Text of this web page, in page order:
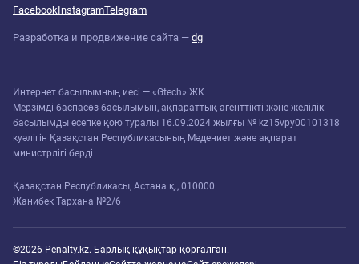
FacebookInstagramTelegram
Разработка и продвижение сайта — dg
Интернет басылымның иесі — «Gtech» ЖК
Мерзімді баспасөз басылымын, ақпараттық агенттікті және желілік
басылымды есепке қою туралы 16.09.2024 жылғы № kz15vpy00101318
куәлігін Қазақстан Республикасының Мәдениет және ақпарат
министрлігі берді
Қазақстан Республикасы, Астана қ., 010000
Жанибек Тархана №2/6
©2026 Penalty.kz. Барлық құқықтар қорғалған.